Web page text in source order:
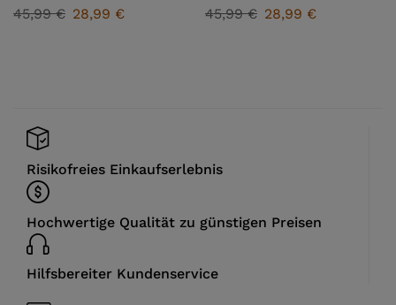
45,99€ 28,99 € 45,99€ 28,99 €
Risikofreies Einkaufserlebnis
Hochwertige Qualität zu günstigen Preisen
Hilfsbereiter Kundenservice